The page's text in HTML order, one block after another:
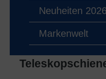
Neuheiten 2026
Markenwelt